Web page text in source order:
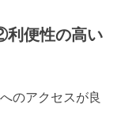
利便性の高い
のアクセスが良